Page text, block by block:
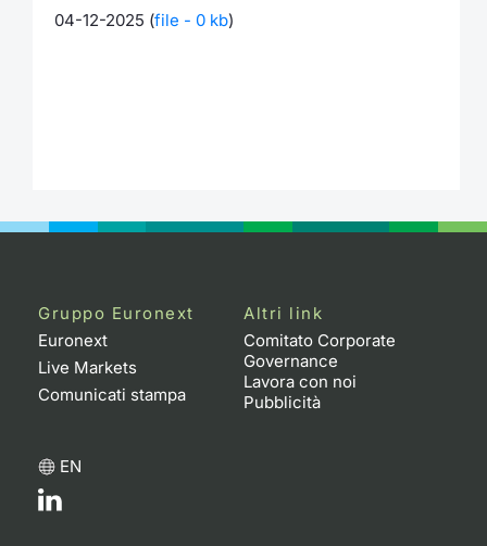
04-12-2025 (file - 0 kb)
Gruppo Euronext
Euronext
Live Markets
Comunicati stampa
Altri link
Comitato Corporate
Governance
Lavora con noi
Pubblicità
EN